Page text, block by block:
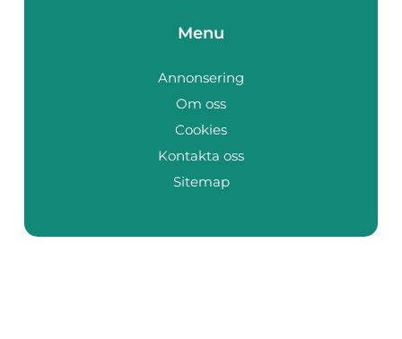
Menu
Annonsering
Om oss
Cookies
Kontakta oss
Sitemap